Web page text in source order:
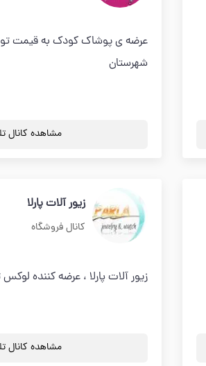
عرضه ی پوشاک کودک به قیمت
شهرستان
مشاهده کانال
زیور آلات پارلا
کانال فروشگاه
زیور آلات پارلا ، عرضه کننده لوکس
مشاهده کانال